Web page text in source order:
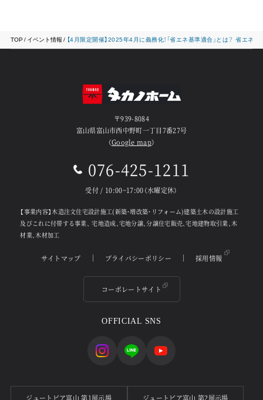
TOP イベント情報 【4月限定開催】2025年4月に義務化！「省エネ基準適合」とは？ 省エネ
〒939-8084
富山県富山市西中野町一丁目7番27号
（Google map）
076-425-1211
受付 / 10:00~17:00（水曜定休）
【事業内容】木造注文住宅設計施工(新築・増改築・リフォーム)建築土木の設計施工
及びこれに付帯する事業、 宅地造成、宅地分譲、分譲住宅販売、宅地建物取引業、木
材業、木材加工
サイトマップ プライバシーポリシー 採用情報
コーポレートサイト
OFFICIAL SNS
ジュートピア富山 第1展示場 ジュートピア富山 第2展示場